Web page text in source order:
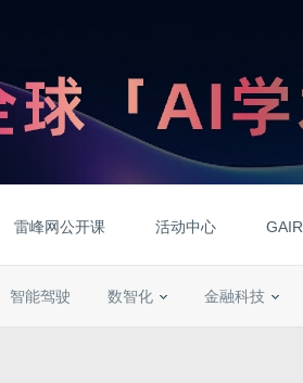
雷峰网公开课 活动中心 GAIR
智能驾驶 数智化 金融科技